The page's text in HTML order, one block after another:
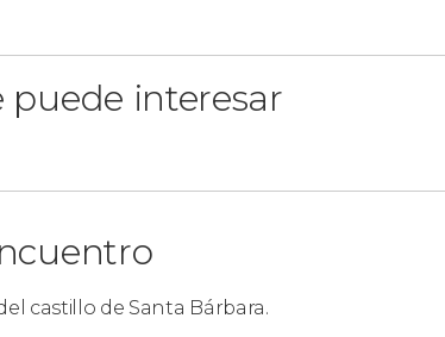
puede interesar
castillo de Santa Bárbara.